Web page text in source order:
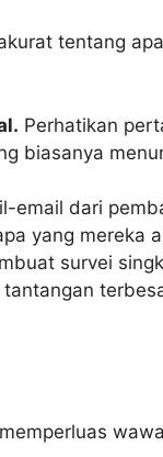
tentang
Perhatikan
biasanya
email dari
yang mereka
survei